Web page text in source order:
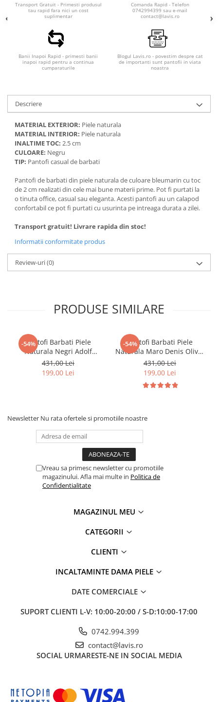
Transport Gratuit - Primesti produsul
tau rapid fara nici un cost
suplimentar
Comanda Rapid - Telefon
0742994399 sau e-mail
contact@lavis.ro
Banii Inapoi Rapid - primesti banii
inapoi rapid pentru a continua
cumparaturile
Blogul Lavis.ro - povestim despre cat
de importanti sunt pantofii in viata
noastra
Descriere
MATERIAL EXTERIOR: Piele naturala
MATERIAL INTERIOR: Piele naturala
INALTIME TOC: 2.5 cm
CULOARE: Negru
TIP: Pantofi casual de barbati
Pantofi de barbati din piele naturala de culoare bleumarin cu toc
de 2 cm realizati din cele mai bune materii prime. Pot fi purtati la
o tinuta office, casual sau eleganta. Acesti pantofi au un calapod
confortabil ce pot fi purtati cu usurinta pe intreaga durata a zilei.
Transport gratuit! Livrare rapida din stoc!
Informatii conformitate produs
Review-uri(0)
PRODUSE SIMILARE
-54%
Pantofi Barbati Piele
Naturala Negri Adolf
B00173
431,00 Lei
199,00 Lei
-54%
Pantofi Barbati Piele
Naturala Maro Denis Oliver
B00005
431,00 Lei
199,00 Lei
Newsletter Nu rata ofertele si promotiile noastre
Vreau sa primesc newsletter cu promotiile
magazinului. Afla mai multe in Politica de
Confidentialitate
MAGAZINUL MEU
CATEGORII
CLIENTI
INCALTAMINTE DAMA PIELE
DATE COMERCIALE
SUPORT CLIENTI L-V: 10:00-20:00 / S-D:10:00-17:00
0742.994.399
contact@lavis.ro
SOCIAL URMARESTE-NE IN SOCIAL MEDIA